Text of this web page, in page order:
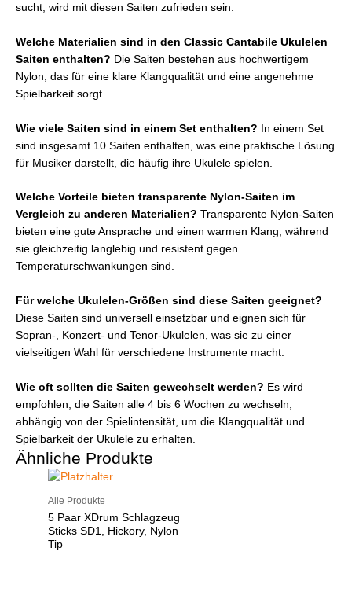
sucht, wird mit diesen Saiten zufrieden sein.
Welche Materialien sind in den Classic Cantabile Ukulelen
Saiten enthalten? Die Saiten bestehen aus hochwertigem
Nylon, das für eine klare Klangqualität und eine angenehme
Spielbarkeit sorgt.
Wie viele Saiten sind in einem Set enthalten? In einem Set
sind insgesamt 10 Saiten enthalten, was eine praktische Lösung
für Musiker darstellt, die häufig ihre Ukulele spielen.
Welche Vorteile bieten transparente Nylon-Saiten im
Vergleich zu anderen Materialien? Transparente Nylon-Saiten
bieten eine gute Ansprache und einen warmen Klang, während
sie gleichzeitig langlebig und resistent gegen
Temperaturschwankungen sind.
Für welche Ukulelen-Größen sind diese Saiten geeignet?
Diese Saiten sind universell einsetzbar und eignen sich für
Sopran-, Konzert- und Tenor-Ukulelen, was sie zu einer
vielseitigen Wahl für verschiedene Instrumente macht.
Wie oft sollten die Saiten gewechselt werden? Es wird
empfohlen, die Saiten alle 4 bis 6 Wochen zu wechseln,
abhängig von der Spielintensität, um die Klangqualität und
Spielbarkeit der Ukulele zu erhalten.
Ähnliche Produkte
Alle Produkte
5 Paar XDrum Schlagzeug
Sticks SD1, Hickory, Nylon
Tip